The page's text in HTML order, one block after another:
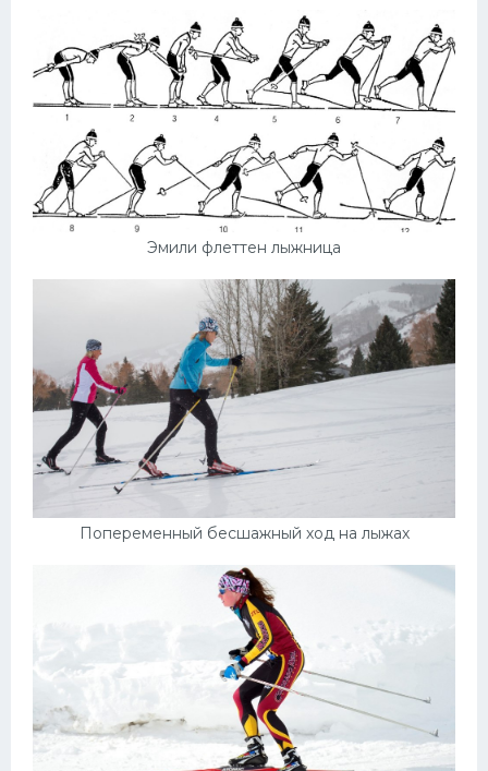
Эмили флеттен лыжница
Попеременный бесшажный ход на лыжах